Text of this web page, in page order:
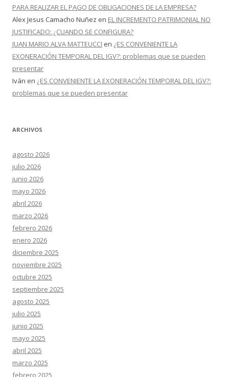
PARA REALIZAR EL PAGO DE OBLIGACIONES DE LA EMPRESA?
Alex Jesus Camacho Nuñez en EL INCREMENTO PATRIMONIAL NO
JUSTIFICADO: ¿CUANDO SE CONFIGURA?
JUAN MARIO ALVA MATTEUCCI en ¿ES CONVENIENTE LA
EXONERACIÓN TEMPORAL DEL IGV?: problemas que se pueden
presentar
Iván en ¿ES CONVENIENTE LA EXONERACIÓN TEMPORAL DEL IGV?:
problemas que se pueden presentar
ARCHIVOS
agosto 2026
julio 2026
junio 2026
mayo 2026
abril 2026
marzo 2026
febrero 2026
enero 2026
diciembre 2025
noviembre 2025
octubre 2025
septiembre 2025
agosto 2025
julio 2025
junio 2025
mayo 2025
abril 2025
marzo 2025
febrero 2025